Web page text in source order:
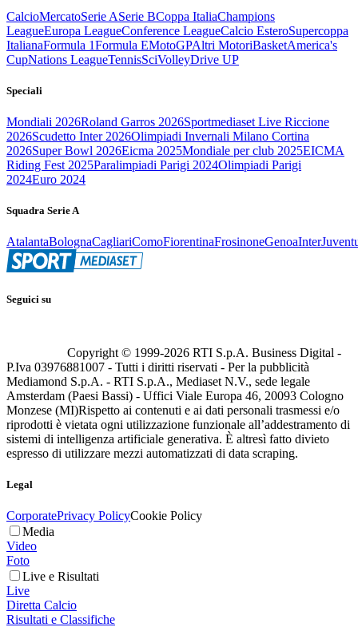
CalcioMercatoSerie ASerie BCoppa ItaliaChampions
LeagueEuropa LeagueConference LeagueCalcio EsteroSupercoppa
ItalianaFormula 1Formula EMotoGPAltri MotoriBasketAmerica's
CupNations LeagueTennisSciVolleyDrive UP
Speciali
Mondiali 2026Roland Garros 2026Sportmediaset Live Riccione
2026Scudetto Inter 2026Olimpiadi Invernali Milano Cortina
2026Super Bowl 2026Eicma 2025Mondiale per club 2025EICMA
Riding Fest 2025Paralimpiadi Parigi 2024Olimpiadi Parigi
2024Euro 2024
Squadra Serie A
AtalantaBolognaCagliariComoFiorentinaFrosinoneGenoaInter
Seguici su
Copyright © 1999-2026 RTI S.p.A. Business Digital -
P.Iva 03976881007 - Tutti i diritti riservati - Per la pubblicità
Mediamond S.p.A. - RTI S.p.A., Mediaset N.V., sede legale
Amsterdam (Paesi Bassi) - Uffici Viale Europa 46, 20093 Cologno
Monzese (MI)Rispetto ai contenuti e ai dati personali trasmessi e/o
riprodotti è vietata ogni utilizzazione funzionale all’addestramento di
sistemi di intelligenza artificiale generativa. È altresì fatto divieto
espresso di utilizzare mezzi automatizzati di data scraping.
Legal
CorporatePrivacy PolicyCookie Policy
Media
Video
Foto
Live e Risultati
Live
Diretta Calcio
Risultati e Classifiche